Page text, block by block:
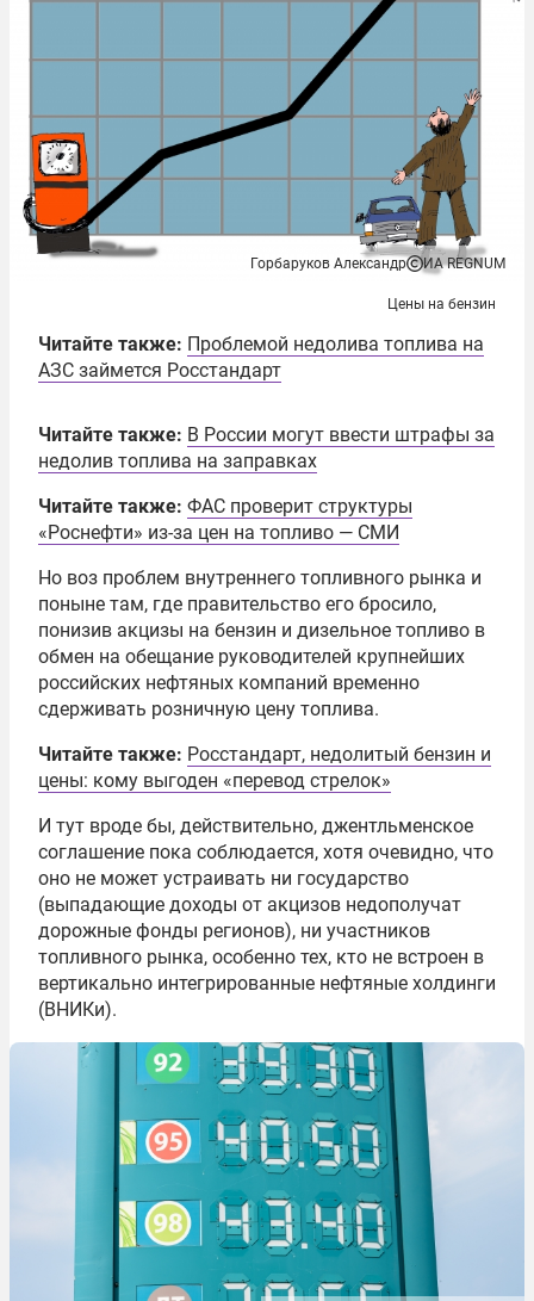
Горбаруков Александр ИА REGNUM
Цены на бензин
Читайте также: Проблемой недолива топлива на
АЗС займется Росстандарт
Читайте также: В России могут ввести штрафы за
недолив топлива на заправках
Читайте также: ФАС проверит структуры
«Роснефти» из-за цен на топливо — СМИ
Но воз проблем внутреннего топливного рынка и
поныне там, где правительство его бросило,
понизив акцизы на бензин и дизельное топливо в
обмен на обещание руководителей крупнейших
российских нефтяных компаний временно
сдерживать розничную цену топлива.
Читайте также: Росстандарт, недолитый бензин и
цены: кому выгоден «перевод стрелок»
И тут вроде бы, действительно, джентльменское
соглашение пока соблюдается, хотя очевидно, что
оно не может устраивать ни государство
(выпадающие доходы от акцизов недополучат
дорожные фонды регионов), ни участников
топливного рынка, особенно тех, кто не встроен в
вертикально интегрированные нефтяные холдинги
(ВНИКи).